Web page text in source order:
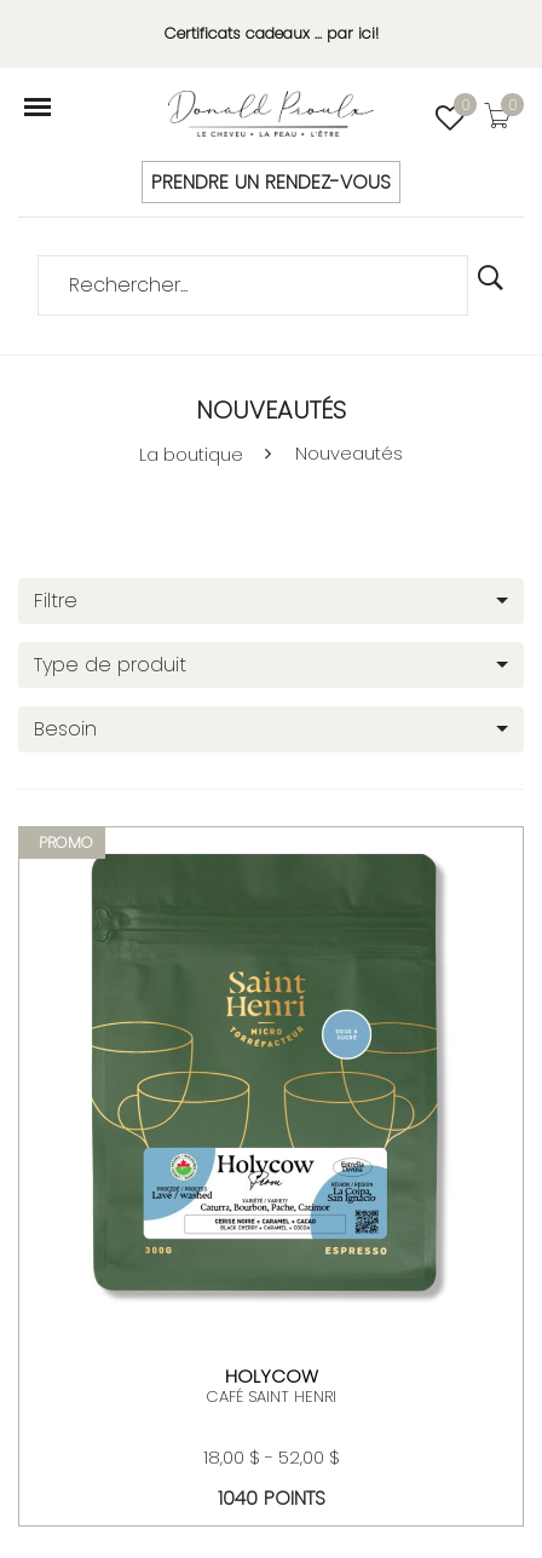
Certificats cadeaux ... par ici!
0 0
PRENDRE UN RENDEZ-VOUS
NOUVEAUTÉS
La boutique Nouveautés
Filtre
Type de produit
Besoin
PROMO
HOLYCOW
CAFÉ SAINT HENRI
18,00 $ - 52,00 $
1040 POINTS